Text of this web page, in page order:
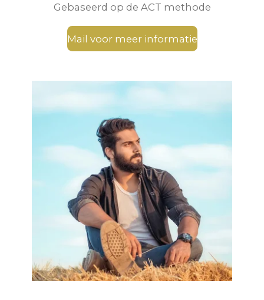
Gebaseerd op de ACT methode
Mail voor meer informatie